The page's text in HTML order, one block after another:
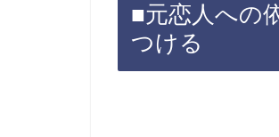
■元恋人への
つける